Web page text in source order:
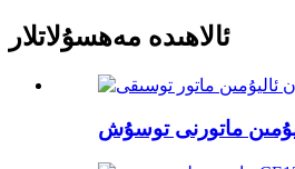
ئالاھىدە مەھسۇلاتلار